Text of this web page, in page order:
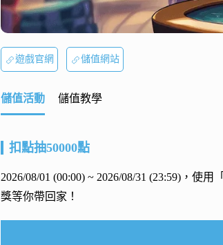
遊戲官網 儲值網站
儲值活動 儲值教學
扣點抽50000點
2026/08/01 (00:00) ~ 2026/08/31 (23:59)，使用「
獎等你帶回家！